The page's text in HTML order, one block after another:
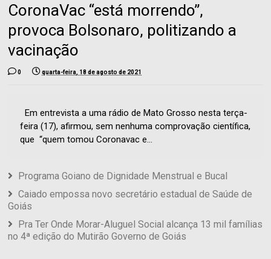
CoronaVac “está morrendo”,
provoca Bolsonaro, politizando a
vacinação
0 quarta-feira, 18 de agosto de 2021
Em entrevista a uma rádio de Mato Grosso nesta terça-
feira (17), afirmou, sem nenhuma comprovação científica,
que “quem tomou Coronavac e...
Programa Goiano de Dignidade Menstrual e Bucal
Caiado empossa novo secretário estadual de Saúde de
Goiás
Pra Ter Onde Morar-Aluguel Social alcança 13 mil famílias
no 4ª edição do Mutirão Governo de Goiás